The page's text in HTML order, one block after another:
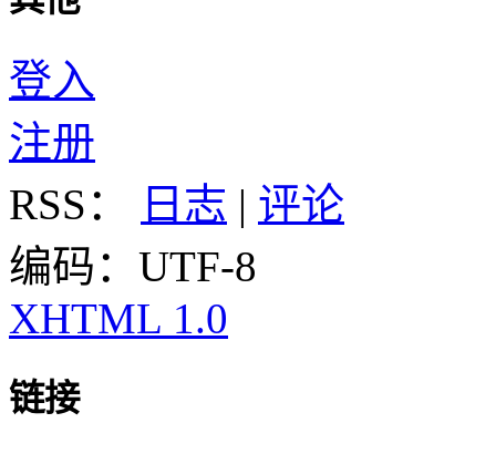
登入
注册
RSS：
日志 | 评论
编码：UTF-8
XHTML 1.0
链接